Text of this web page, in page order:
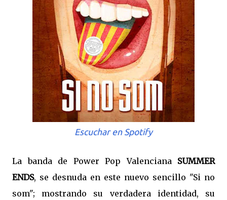
Escuchar en Spotify
La banda de Power Pop Valenciana SUMMER
ENDS, se desnuda en este nuevo sencillo "Si no
som"; mostrando su verdadera identidad, su